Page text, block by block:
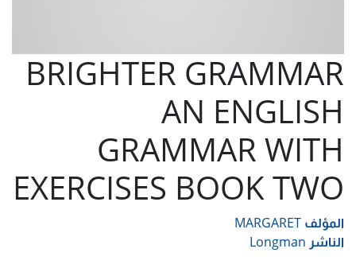
BRIGHTER GRAMMAR
AN ENGLISH
GRAMMAR WITH
EXERCISES BOOK TWO
المؤلف MARGARET
الناشر Longman